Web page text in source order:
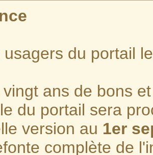
usagers du portail
ans de bons
du portail sera
version au 1er
complète de